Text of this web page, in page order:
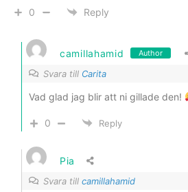
0 Reply
camillahamid Author
Svara till Carita
Vad glad jag blir att ni gillade den!
0 Reply
Pia
Svara till camillahamid